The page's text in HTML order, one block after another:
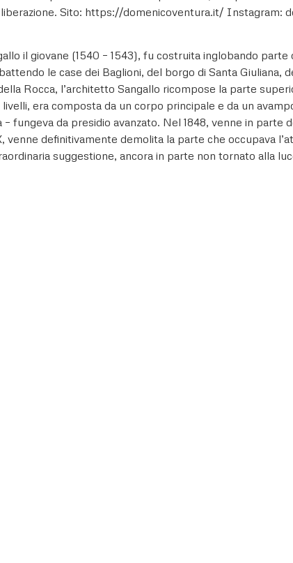
Sito: https://domenicoventura.it/ Instagram:
il giovane (1540 – 1543), fu costruita inglobando
le case dei Baglioni, del borgo di Santa Giuliana,
Rocca, l’architetto Sangallo ricompose la parte
era composta da un corpo principale e da un
fungeva da presidio avanzato. Nel 1848, venne in parte
definitivamente demolita la parte che occupava
suggestione, ancora in parte non tornato alla